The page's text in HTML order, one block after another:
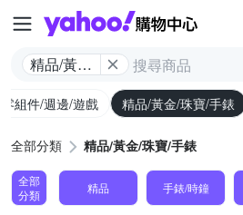
精品/黃金/
組件/週邊/遊戲 精品/黃金/珠寶/手錶
全部分類 精品/黃金/珠寶/手錶
全部
分類
精品 手錶/時鐘